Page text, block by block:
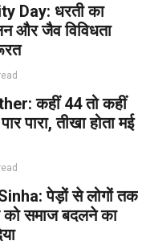
Day: धरती का
और जैव विविधता
कहीं 44 तो कहीं
पारा, तीखा होता मई
पेड़ों से लोगों तक
को समाज बदलने का